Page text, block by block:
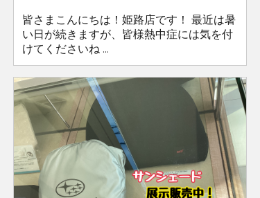
皆さまこんにちは！姫路店です！ 最近は暑
い日が続きますが、皆様熱中症には気を付
けてくださいね ...